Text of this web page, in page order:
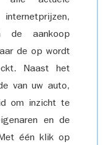
de aankoop
de op wordt
Naast het
van uw auto,
om inzicht te
en de
één klik op